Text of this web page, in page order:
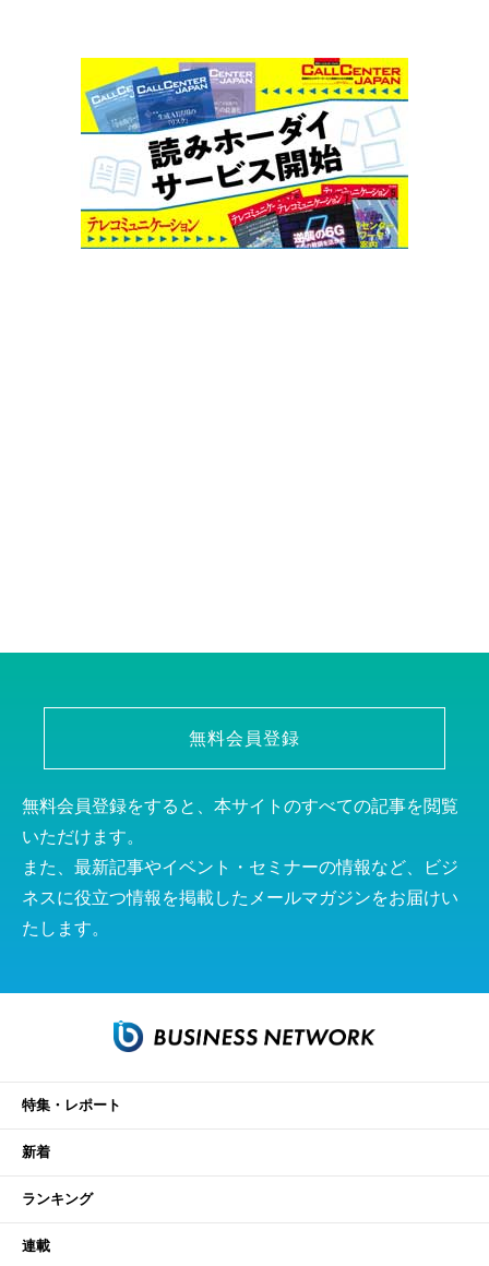
無料会員登録
無料会員登録をすると、本サイトのすべての記事を閲覧
いただけます。
また、最新記事やイベント・セミナーの情報など、ビジ
ネスに役立つ情報を掲載したメールマガジンをお届けい
たします。
特集・レポート
新着
ランキング
連載